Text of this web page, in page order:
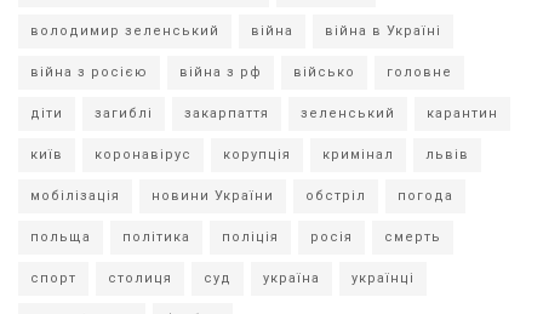
володимир зеленський війна війна в Україні
війна з росією війна з рф військо головне
діти загиблі закарпаття зеленський карантин
київ коронавірус корупція кримінал львів
мобілізація новини України обстріл погода
польща політика поліція росія смерть
спорт столиця суд україна українці